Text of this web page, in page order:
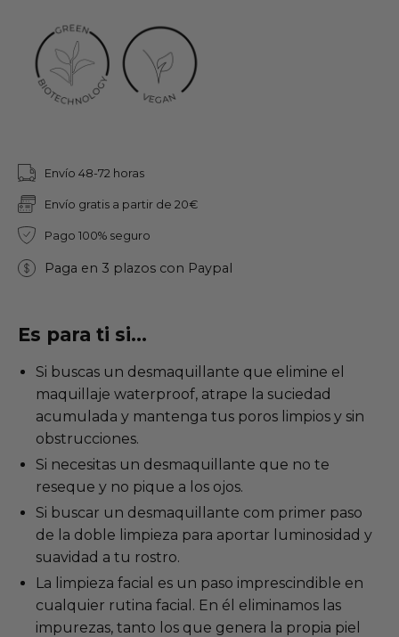
Envío 48-72 horas
Envío gratis a partir de 20€
Pago 100% seguro
Paga en 3 plazos con Paypal
Es para ti si...
Si buscas un desmaquillante que elimine el
maquillaje waterproof, atrape la suciedad
acumulada y mantenga tus poros limpios y sin
obstrucciones.
Si necesitas un desmaquillante que no te
reseque y no pique a los ojos.
Si buscar un desmaquillante com primer paso
de la doble limpieza para aportar luminosidad y
suavidad a tu rostro.
La limpieza facial es un paso imprescindible en
cualquier rutina facial. En él eliminamos las
impurezas, tanto los que genera la propia piel